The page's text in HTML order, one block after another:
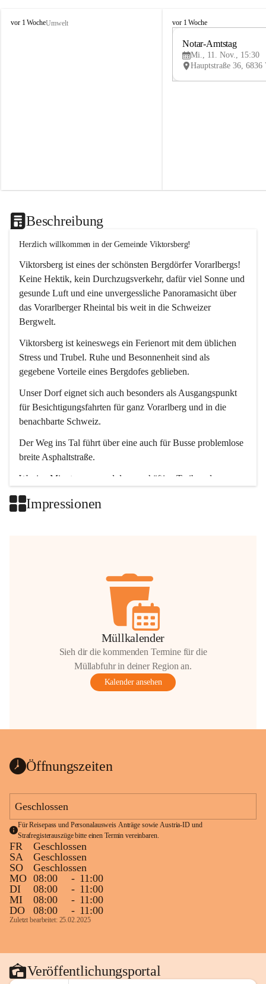
V
vor 1 WocheUmwelt
V
vor 1 Woche
Notar-Amtstag
Mi., 11. Nov., 15:30
Beschreibung
Herzlich willkommen in der Gemeinde Viktorsberg!
Viktorsberg ist eines der schönsten Bergdörfer Vorarlbergs!
Keine Hektik, kein Durchzugsverkehr, dafür viel Sonne und
gesunde Luft und eine unvergessliche Panoramasicht über
das Vorarlberger Rheintal bis weit in die Schweizer
Bergwelt.
Viktorsberg ist keineswegs ein Ferienort mit dem üblichen
Stress und Trubel. Ruhe und Besonnenheit sind als
gegebene Vorteile eines Bergdofes geblieben.
Unser Dorf eignet sich auch besonders als Ausgangspunkt
für Besichtigungsfahrten für ganz Vorarlberg und in die
benachbarte Schweiz.
Der Weg ins Tal führt über eine auch für Busse problemlose
breite Asphaltstraße.
Wenige Minuten nur, und das geschäftige Treiben der
Impressionen
Müllkalender
Sieh dir die kommenden Termine für die
Müllabfuhr in deiner Region an.
Kalender ansehen
Öffnungszeiten
Geschlossen
Für Reisepass und Personalausweis Anträge sowie Austria-ID und
Strafregisterauszüge bitte einen Termin vereinbaren.
FR
Geschlossen
SA
Geschlossen
SO
Geschlossen
MO 08:00 - 11:00
DI
08:00 - 11:00
MI
08:00 - 11:00
DO
08:00 - 11:00
Zuletzt bearbeitet: 25.02.2025
Veröffentlichungsportal